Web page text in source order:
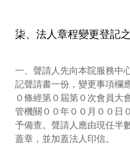
柒、法人章程變更登記
一、聲請人先向本院服務中
記聲請書一份，變更事項欄
０條經第０屆第０次會員大
管機關００年００月００日
予備查。聲請人應由現任半
蓋章，並加蓋法人印信。